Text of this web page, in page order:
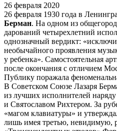
26 февраля 2020
26 февраля 1930 года в
Берман. На одном из
дарований четырехлетний
однозначный вердикт:
необычайного проявления
у ребенка». Самостоятельная
после окончания с отличием
Публику поражала
В Советском Союзе Лазаря
из лучших исполнителей
и Святославом Рихтером. За
«магом клавиатуры» и
лишь имея третью, невидимую,